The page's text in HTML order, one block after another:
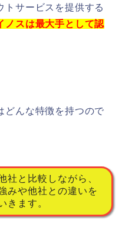
トサービスを提供する
ノスは最大手として認
どんな特徴を持つので
社と比較しながら、
みや他社との違いを
きます。